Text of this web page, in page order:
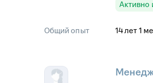
Активно
Общий опыт 14лет 1